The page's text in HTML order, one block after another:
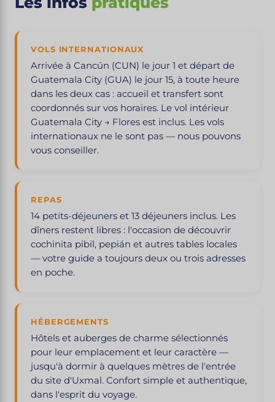
VOLS INTERNATIONAUX
Arrivée à Cancún (CUN) le jour 1 et départ de
Guatemala City (GUA) le jour 15, à toute heure
dans les deux cas : accueil et transfert sont
coordonnés sur vos horaires. Le vol intérieur
Guatemala City → Flores est inclus. Les vols
internationaux ne le sont pas — nous pouvons
vous conseiller.
REPAS
14 petits-déjeuners et 13 déjeuners inclus. Les
dîners restent libres : l'occasion de découvrir
cochinita pibil, pepián et autres tables locales
— votre guide a toujours deux ou trois adresses
en poche.
HÉBERGEMENTS
Hôtels et auberges de charme sélectionnés
pour leur emplacement et leur caractère —
jusqu'à dormir à quelques mètres de l'entrée
du site d'Uxmal. Confort simple et authentique,
dans l'esprit du voyage.